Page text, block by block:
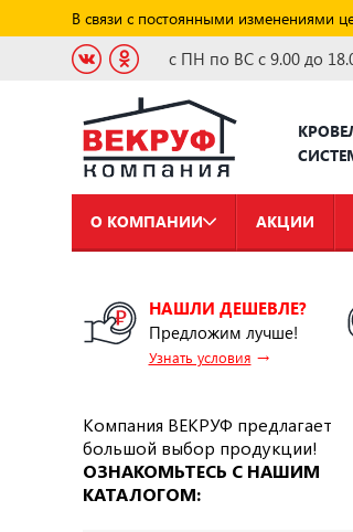
В связи с постоянными изменениями
с ПН по ВС с 9.00 до
О КОМПАНИИ АКЦИИ
НАШЛИ ДЕШЕВЛЕ?
Предложим лучше!
Узнать условия →
Компания ВЕКРУФ предлагает
большой выбор продукции!
ОЗНАКОМЬТЕСЬ С НАШИМ
КАТАЛОГОМ: